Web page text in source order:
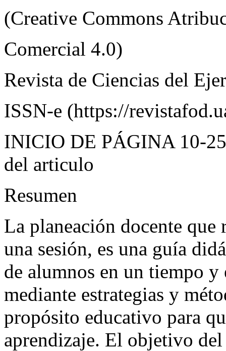
(Creative Commons
Comercial 4.0)
Revista de Ciencias del
ISSN-e (https://
INICIO DE PÁGINA 10-
del articulo
Resumen
La planeación docente
una sesión, es una guía
de alumnos en un tiempo
mediante estrategias y
propósito educativo para
aprendizaje. El objetivo